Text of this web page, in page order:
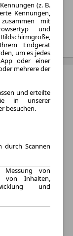
€ bis 30.990 €
bis 961 € pro
(z. B.
Kennungen,
mit
und
Endgerät
um es jedes
oder einer
mehrere der
und erteilte
in unserer
besuchen.
durch Scannen
Messung von
von Inhalten,
und